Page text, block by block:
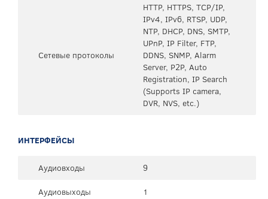
Сетевые протоколы
HTTP, HTTPS, TCP/IP,
IPv4, IPv6, RTSP, UDP,
NTP, DHCP, DNS, SMTP,
UPnP, IP Filter, FTP,
DDNS, SNMP, Alarm
Server, P2P, Auto
Registration, IP Search
(Supports IP camera,
DVR, NVS, etc.)
ИНТЕРФЕЙСЫ
Аудиовходы
9
Аудиовыходы
1